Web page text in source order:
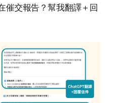
交報告？幫我翻譯＋回